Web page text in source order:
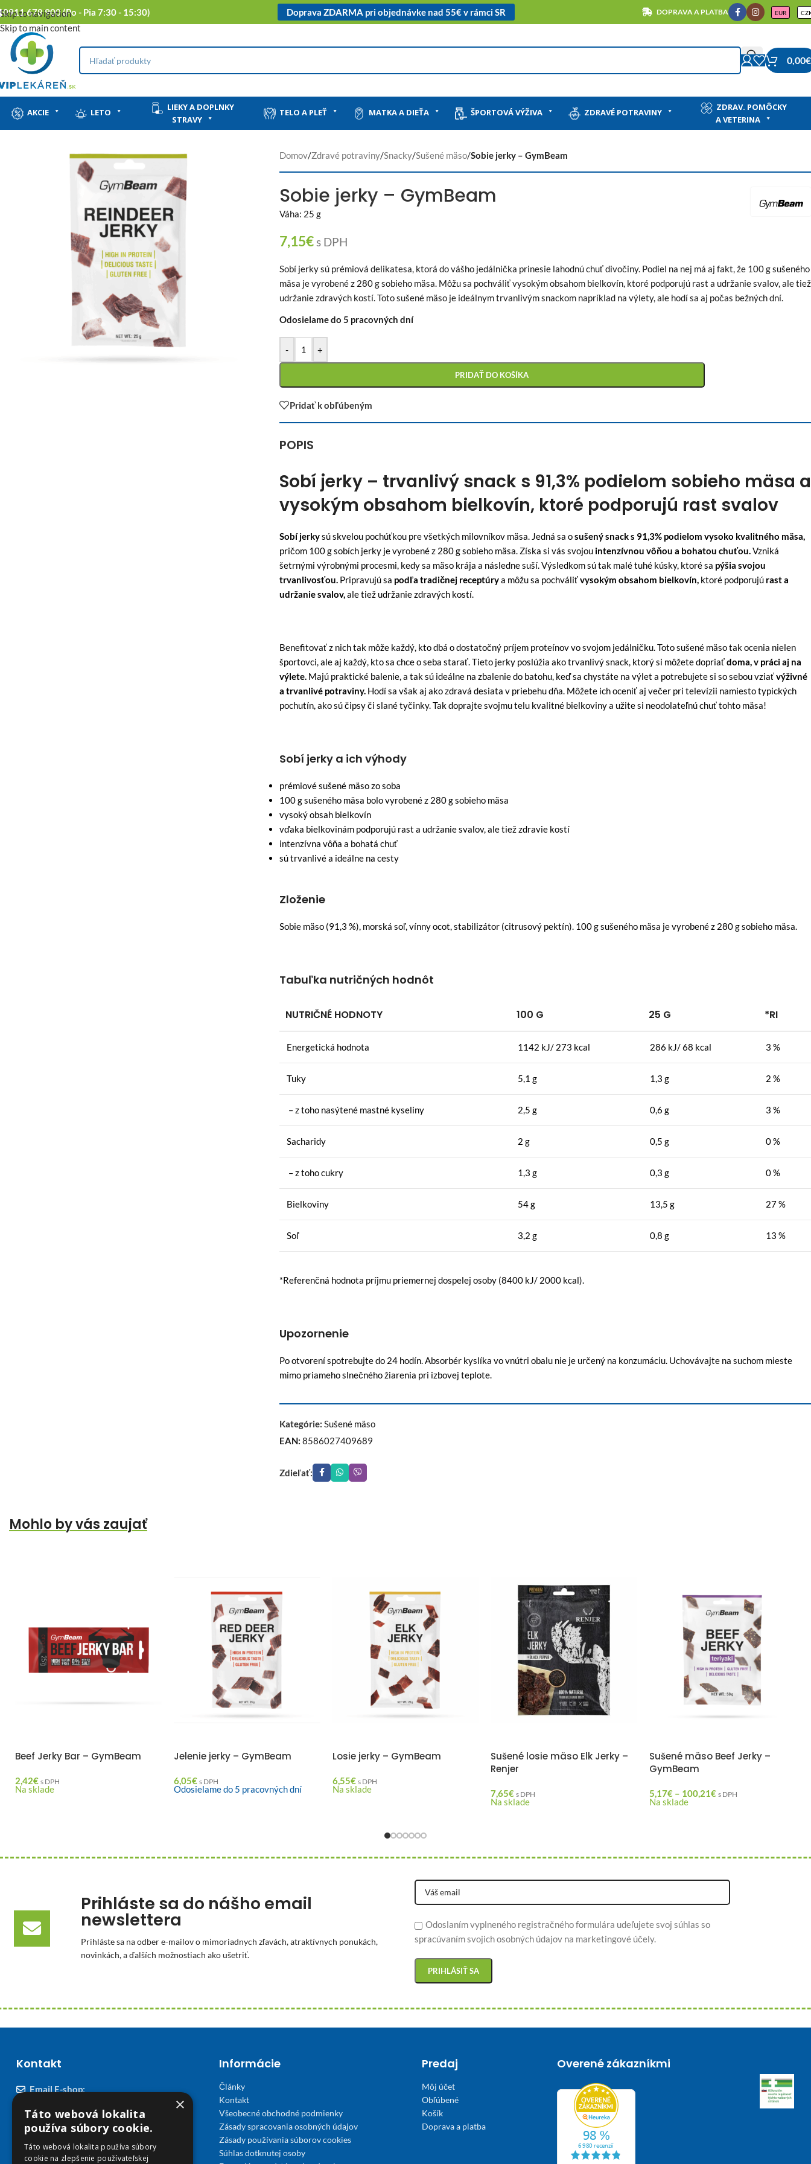
Skip to navigation
Skip to main content
0911 678 900 (Po - Pia 7:30 - 15:30) Doprava ZDARMA pri objednávke nad 55€ v rámci SR DOPRAVA A PLATBA EUR
0,00€
AKCIE LETO
LIEKY A DOPLNKY
STRAVY
TELO A PLEŤ MATKA A DIEŤA ŠPORTOVÁ VÝŽIVA ZDRAVÉ POTRAVINY
ZDRAV. POMÔCKY
A VETERINA
Domov/Zdravé potraviny/Snacky/Sušené mäso/Sobie jerky – GymBeam
Sobie jerky – GymBeam
Váha: 25 g
7,15€s DPH
Sobí jerky sú prémiová delikatesa, ktorá do vášho jedálnička prinesie lahodnú chuť divočiny. Podiel na nej má aj fakt, že 100 g sušeného
mäsa je vyrobené z 280 g sobieho mäsa. Môžu sa pochváliť vysokým obsahom bielkovín, ktoré podporujú rast a udržanie svalov, ale tiež
udržanie zdravých kostí. Toto sušené mäso je ideálnym trvanlivým snackom napríklad na výlety, ale hodí sa aj počas bežných dní.
Odosielame do 5 pracovných dní
- +
PRIDAŤ DO KOŠÍKA
Pridať k obľúbeným
POPIS
Sobí jerky – trvanlivý snack s 91,3% podielom sobieho mäsa a
vysokým obsahom bielkovín, ktoré podporujú rast svalov
Sobí jerkysú skvelou pochúťkou pre všetkých milovníkov mäsa. Jedná sa osušený snack s 91,3% podielom vysoko kvalitného mäsa,
pričom 100 g sobích jerky je vyrobené z 280 g sobieho mäsa. Získa si vás svojou intenzívnou vôňou a bohatou chuťou.Vzniká
šetrnými výrobnými procesmi, kedy sa mäso krája a následne suší. Výsledkom sú tak malé tuhé kúsky, ktoré sa pýšia svojou
trvanlivosťou. Pripravujú sa podľa tradičnej receptúrya môžu sa pochváliťvysokým obsahom bielkovín, ktoré podporujú rast a
udržanie svalov,ale tiež udržanie zdravých kostí.
Benefitovať z nich tak môže každý, kto dbá o dostatočný príjem proteínov vo svojom jedálničku. Toto sušené mäso tak ocenia nielen
športovci, ale aj každý, kto sa chce o seba starať. Tieto jerky poslúžia ako trvanlivý snack, ktorý si môžete dopriaťdoma, v práci aj na
výlete. Majú praktické balenie, a tak sú ideálne na zbalenie do batohu, keď sa chystáte na výlet a potrebujete si so sebou vziaťvýživné
a trvanlivé potraviny. Hodí sa však aj ako zdravá desiata v priebehu dňa. Môžete ich oceniť aj večer pri televízii namiesto typických
pochutín, ako sú čipsy či slané tyčinky. Tak doprajte svojmu telu kvalitné bielkoviny a užite si neodolateľnú chuť tohto mäsa!
Sobí jerky a ich výhody
prémiové sušené mäso zo soba
100 g sušeného mäsa bolo vyrobené z 280 g sobieho mäsa
vysoký obsah bielkovín
vďaka bielkovinám podporujú rast a udržanie svalov, ale tiež zdravie kostí
intenzívna vôňa a bohatá chuť
sú trvanlivé a ideálne na cesty
Zloženie
Sobie mäso (91,3 %), morská soľ, vínny ocot, stabilizátor (citrusový pektín). 100 g sušeného mäsa je vyrobené z 280 g sobieho mäsa.
Tabuľka nutričných hodnôt
NUTRIČNÉ HODNOTY 100 G 25 G *RI
Energetická hodnota 1142 kJ/ 273 kcal 286 kJ/ 68 kcal 3 %
Tuky 5,1 g 1,3 g 2 %
– z toho nasýtené mastné kyseliny 2,5 g 0,6 g 3 %
Sacharidy 2 g 0,5 g 0 %
– z toho cukry 1,3 g 0,3 g 0 %
Bielkoviny 54 g 13,5 g 27 %
Soľ 3,2 g 0,8 g 13 %
*Referenčná hodnota príjmu priemernej dospelej osoby (8400 kJ/ 2000 kcal).
Upozornenie
Po otvorení spotrebujte do 24 hodín. Absorbér kyslíka vo vnútri obalu nie je určený na konzumáciu. Uchovávajte na suchom mieste
mimo priameho slnečného žiarenia pri izbovej teplote.
Kategórie: Sušené mäso
EAN: 8586027409689
Zdieľať:
Mohlo by vás zaujať
Beef Jerky Bar – GymBeam
2,42€ s DPH
Na sklade
Jelenie jerky – GymBeam
6,05€ s DPH
Odosielame do 5 pracovných dní
Losie jerky – GymBeam
6,55€ s DPH
Na sklade
Sušené losie mäso Elk Jerky –
Renjer
7,65€ s DPH
Na sklade
Sušené mäso Beef Jerky –
GymBeam
5,17€ – 100,21€ s DPH
Na sklade
Prihláste sa do nášho email
newslettera
Prihláste sa na odber e-mailov o mimoriadnych zľavách, atraktívnych ponukách,
novinkách, a ďalších možnostiach ako ušetriť.
Odoslaním vyplneného registračného formulára udeľujete svoj súhlas so
spracúvaním svojich osobných údajov na marketingové účely.
Kontakt
Email E-shop:
podpora@viplekaren.sk
Telefón E-shop:
0911 678 900(Po - Pia 7:30 - 15:30)
Informácie
Články
Kontakt
Všeobecné obchodné podmienky
Zásady spracovania osobných údajov
Zásady používania súborov cookies
Súhlas dotknutej osoby
Predaj
Môj účet
Obľúbené
Košík
Doprava a platba
Overené zákazníkmi
×
Táto webová lokalita
používa súbory cookie.
Táto webová lokalita používa súbory
cookie na zlepšenie používateľskej